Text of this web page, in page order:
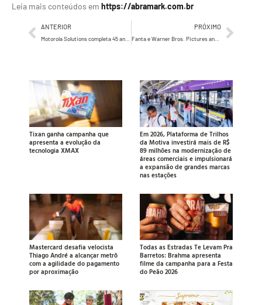
Leia mais conteúdos em https://abramark.com.br
ANTERIOR
Motorola Solutions completa 45 anos no Brasil
PRÓXIMO
Fanta e Warner Bros. Pictures anunciam parceria global e um novo sabor de edição limitada para o Halloween
Tixan ganha campanha que
apresenta a evolução da
tecnologia XMAX
Em 2026, Plataforma de Trilhos
da Motiva investirá mais de R$
89 milhões na modernização de
áreas comerciais e impulsionará
a expansão de grandes marcas
nas estações
Mastercard desafia velocista
Thiago André a alcançar metrô
com a agilidade do pagamento
por aproximação
Todas as Estradas Te Levam Pra
Barretos: Brahma apresenta
filme da campanha para a Festa
do Peão 2026